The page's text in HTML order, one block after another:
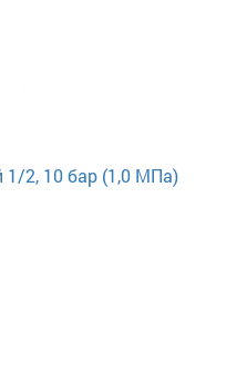
1/2, 10 бар (1,0 МПа)